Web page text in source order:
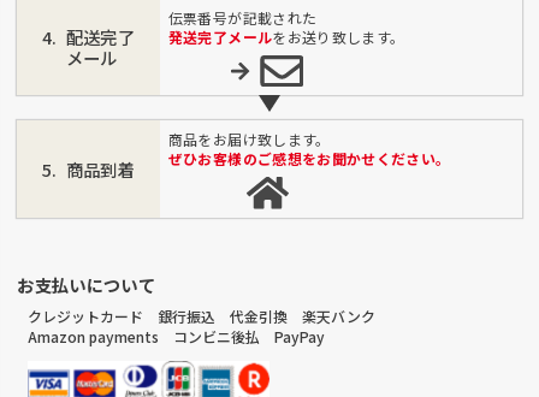
配送完了
メール
伝票番号が記載された
発送完了メールをお送り致します。
商品到着
商品をお届け致します。
ぜひお客様のご感想をお聞かせください。
お支払いについて
クレジットカード 銀行振込 代金引換 楽天バンク
Amazon payments コンビニ後払 PayPay